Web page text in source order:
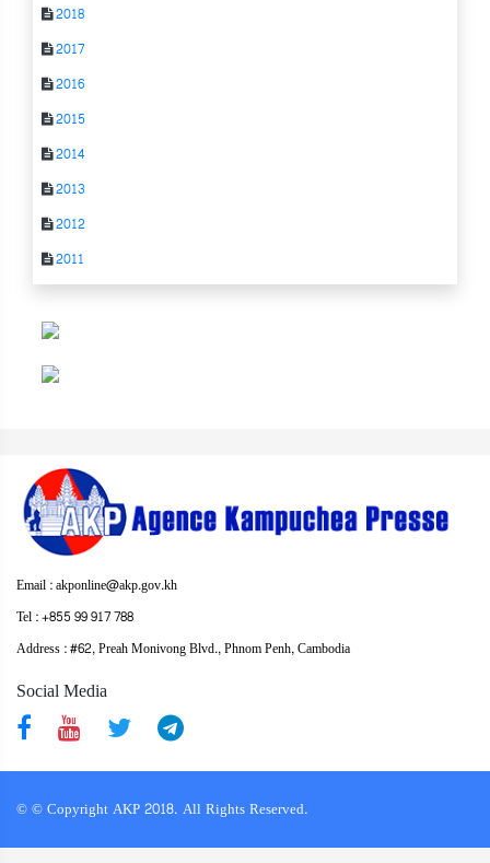
2018
2017
2016
2015
2014
2013
2012
2011
Email : akponline@akp.gov.kh
Tel : +855 99 917 788
Address : ​#62, Preah Monivong Blvd., Phnom Penh, Cambodia
Social Media
© © Copyright AKP 2018. All Rights Reserved.